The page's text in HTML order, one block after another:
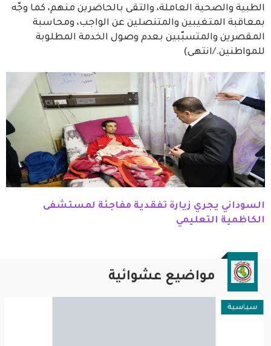
الطبية والصحية العاملة، والتقى بالحاضرين منهم، كما وجّه
بمعاقبة المتغيبين والمتنصلين عن الواجب، ومحاسبة
المقصرين والمتسبّبين بعدم وصول الخدمة المطلوبة
للمواطنين./انتهى)
السوداني يجري زيارة تفقدية مفاجئة لمستشفى
الكاظمية التعليمي
مواضيع عشوائية
سياسية